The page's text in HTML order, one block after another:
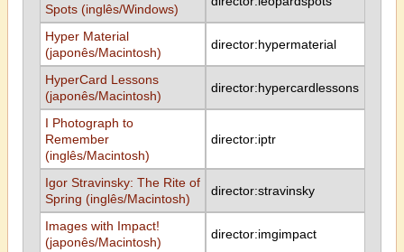
Spots (inglês/Windows)
Hyper Material
(japonês/Macintosh)
director:hypermaterial
HyperCard Lessons
(japonês/Macintosh)
director:hypercardlessons
I Photograph to
Remember
(inglês/Macintosh)
director:iptr
Igor Stravinsky: The Rite of
Spring (inglês/Macintosh)
director:stravinsky
Images with Impact!
(japonês/Macintosh)
director:imgimpact